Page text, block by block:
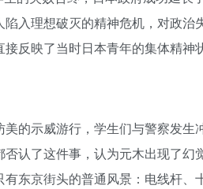
入理想破灭的精神危机，对政
反映了当时日本青年的集体精神状
的示威游行，学生们与警察发
认了这件事，认为元木出现了
东京街头的普通风景：电线杆、